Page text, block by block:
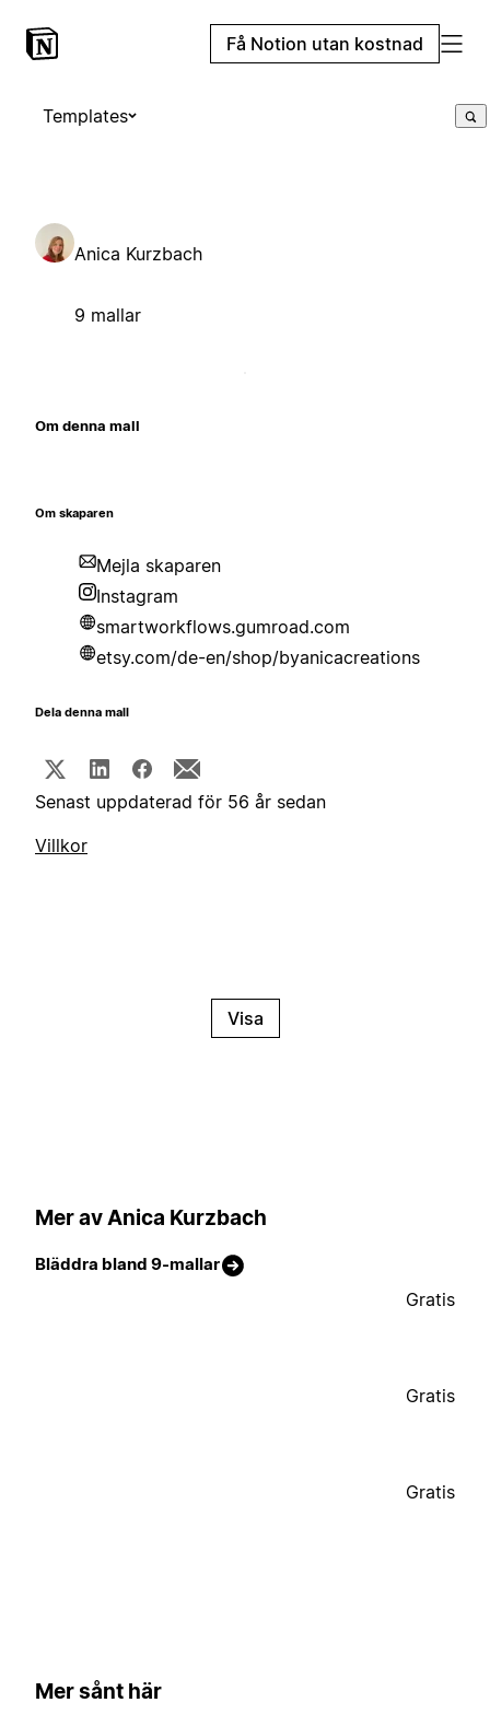
Få Notion utan kostnad
Templates
Anica Kurzbach
9 mallar
Om denna mall
Om skaparen
Mejla skaparen
Instagram
smartworkflows.gumroad.com
etsy.com/de-en/shop/byanicacreations
Dela denna mall
Senast uppdaterad för 56 år sedan
Villkor
Visa
Mer av Anica Kurzbach
Bläddra bland 9-mallar
Gratis
Gratis
Gratis
Mer sånt här